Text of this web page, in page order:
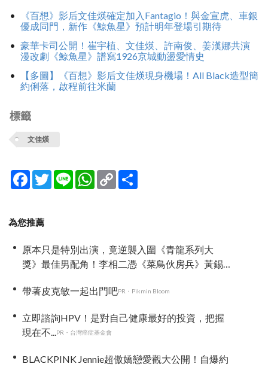
《百想》影后文佳煐確定加入Fantagio！與金宣虎、車銀
優成同門，新作《鯨魚星》預計明年登場引期待
豪華卡司公開！崔宇植、文佳煐、許南俊、姜漢娜共演
漫改劇《鯨魚星》譜寫1926京城動盪愛情史
【多圖】《百想》影后文佳煐現身機場！All Black造型簡
約俐落，啟程前往米蘭
標籤
文佳煐
Facebook
TwitterLine WhatsApp
Copy
Link
為您推薦
原本只是特別出演，竟逆襲入圍《青龍系列大
獎》最佳男配角！李相二憑《菜鳥伙房兵》黃錫
帶著皮克敏一起出門吧PR・Pikmin Bloom
立即諮詢HPV！是對自己健康最好的投資，把握
現在不...PR・台灣癌症基金會
BLACKPINK Jennie超傲嬌戀愛觀大公開！自爆約